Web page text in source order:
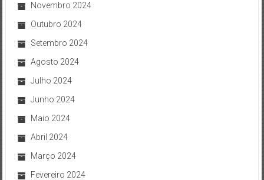
Novembro 2024
Outubro 2024
Setembro 2024
Agosto 2024
Julho 2024
Junho 2024
Maio 2024
Abril 2024
Março 2024
Fevereiro 2024